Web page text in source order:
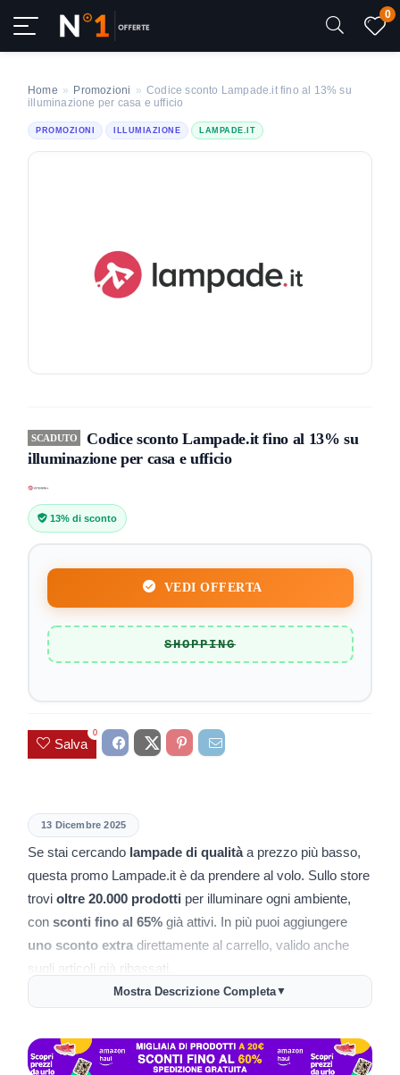
0
Home » Promozioni » Codice sconto Lampade.it fino al 13% su
illuminazione per casa e ufficio
PROMOZIONI ILLUMIAZIONE LAMPADE.IT
SCADUTO
Codice sconto Lampade.it fino al 13% su
illuminazione per casa e ufficio
13% di sconto
VEDI OFFERTA
SHOPPING
Salva
0
13 Dicembre 2025
Se stai cercando lampade di qualitàa prezzo più basso,
questa promo Lampade.it è da prendere al volo. Sullo store
trovi oltre 20.000 prodotti per illuminare ogni ambiente,
con sconti fino al 65% già attivi. In più puoi aggiungere
uno sconto extra direttamente al carrello, valido anche
sugli articoli già ribassati.
Come ottenere lo sconto Lampade.it
Attivare il risparmio è semplice e veloce. Segui questi
passaggi e vai dritto al punto.
Mostra Descrizione Completa▼